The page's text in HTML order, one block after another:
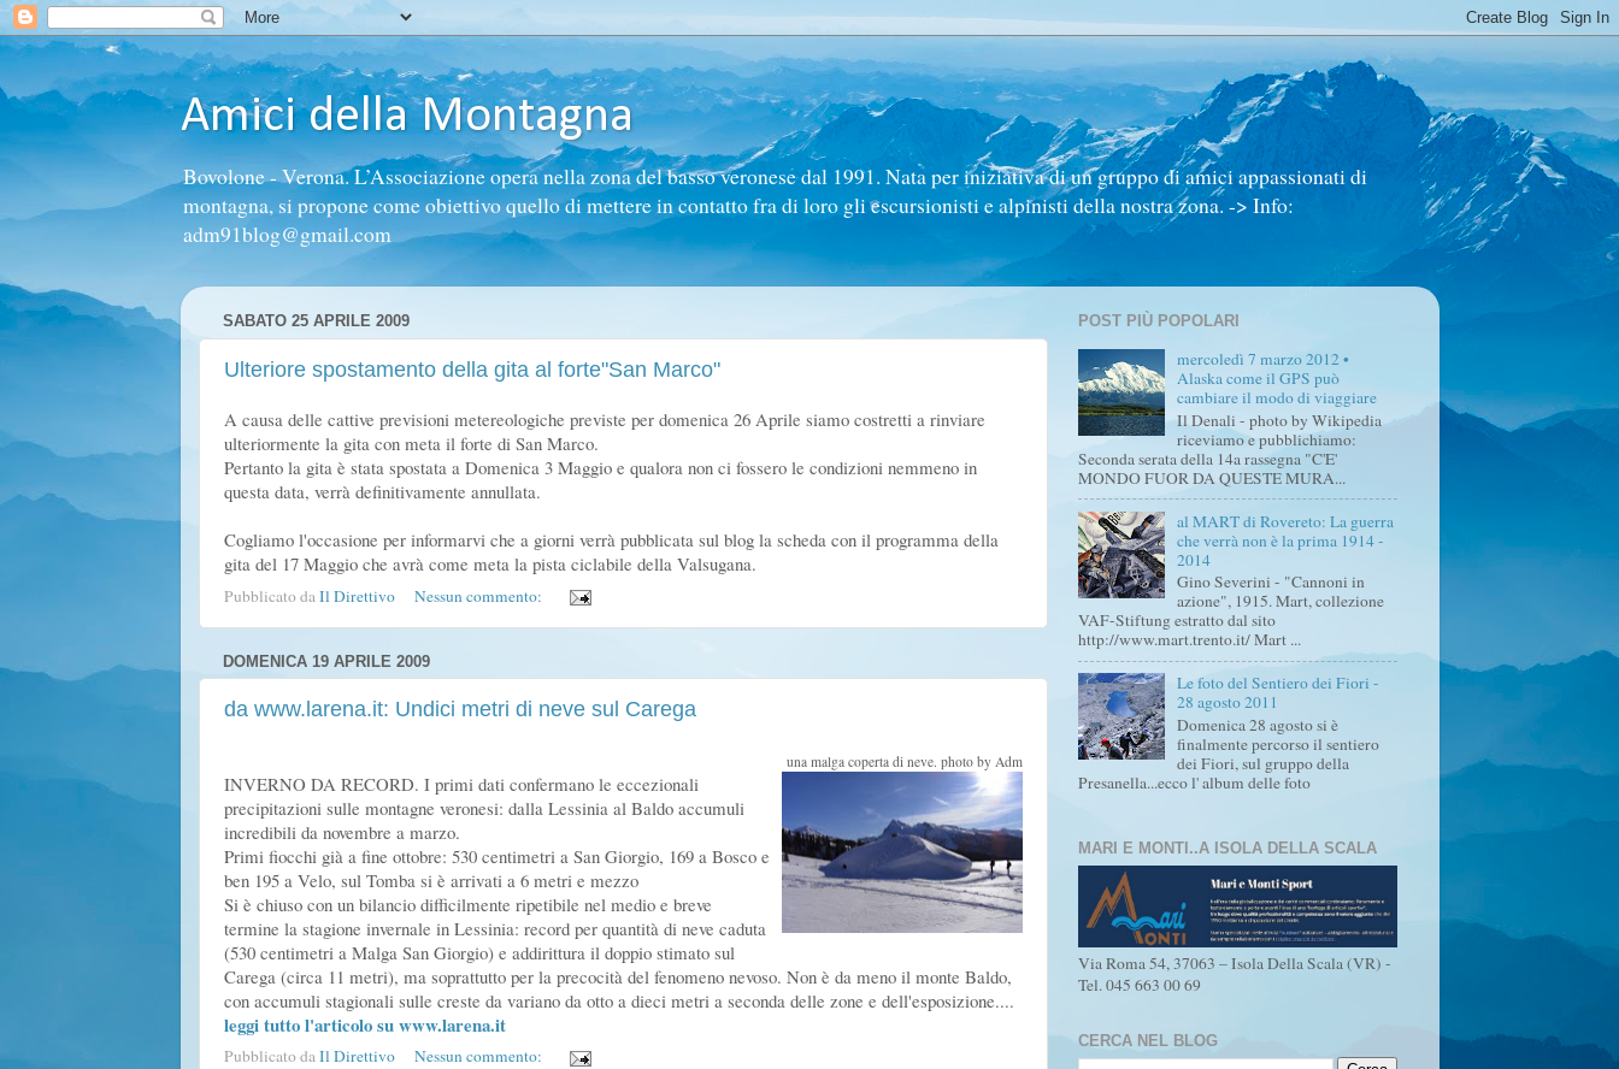
Amici della Montagna
Bovolone - Verona. L’Associazione opera nella zona del basso veronese dal 1991. Nata per iniziativa di un gruppo di amici appassionati di
montagna, si propone come obiettivo quello di mettere in contatto fra di loro gli escursionisti e alpinisti della nostra zona. -> Info:
adm91blog@gmail.com
SABATO 25 APRILE 2009
Ulteriore spostamento della gita al forte"San Marco"
A causa delle cattive previsioni metereologiche previste per domenica 26 Aprile siamo costretti a rinviare
ulteriormente la gita con meta il forte di San Marco.
Pertanto la gita è stata spostata a Domenica 3 Maggio e qualora non ci fossero le condizioni nemmeno in
questa data, verrà definitivamente annullata.
Cogliamo l'occasione per informarvi che a giorni verrà pubblicata sul blog la scheda con il programma della
gita del 17 Maggio che avrà come meta la pista ciclabile della Valsugana.
Pubblicato daIl Direttivo Nessun commento:
DOMENICA 19 APRILE 2009
da www.larena.it: Undici metri di neve sul Carega
una malga coperta di neve. photo by Adm
INVERNO DA RECORD. I primi dati confermano le eccezionali
precipitazioni sulle montagne veronesi: dalla Lessinia al Baldo accumuli
incredibili da novembre a marzo.
Primi fiocchi già a fine ottobre: 530 centimetri a San Giorgio, 169 a Bosco e
ben 195 a Velo, sul Tomba si è arrivati a 6 metri e mezzo
Si è chiuso con un bilancio difficilmente ripetibile nel medio e breve
termine la stagione invernale in Lessinia: record per quantità di neve caduta
(530 centimetri a Malga San Giorgio) e addirittura il doppio stimato sul
Carega (circa 11 metri), ma soprattutto per la precocità del fenomeno nevoso. Non è da meno il monte Baldo,
con accumuli stagionali sulle creste da variano da otto a dieci metri a seconda delle zone e dell'esposizione....
leggi tutto l'articolo su www.larena.it
Pubblicato daIl Direttivo Nessun commento:
POST PIÙ POPOLARI
mercoledì 7 marzo 2012 •
Alaska come il GPS può
cambiare il modo di viaggiare
Il Denali - photo by Wikipedia
riceviamo e pubblichiamo:
Seconda serata della 14a rassegna "C'E'
MONDO FUOR DA QUESTE MURA...
al MART di Rovereto: La guerra
che verrà non è la prima 1914 -
2014
Gino Severini - "Cannoni in
azione", 1915. Mart, collezione
VAF-Stiftung estratto dal sito
http://www.mart.trento.it/ Mart ...
Le foto del Sentiero dei Fiori -
28 agosto 2011
Domenica 28 agosto si è
finalmente percorso il sentiero
dei Fiori, sul gruppo della
Presanella...ecco l' album delle foto
MARI E MONTI..A ISOLA DELLA SCALA
Via Roma 54, 37063 – Isola Della Scala (VR) -
Tel. 045 663 00 69
CERCA NEL BLOG